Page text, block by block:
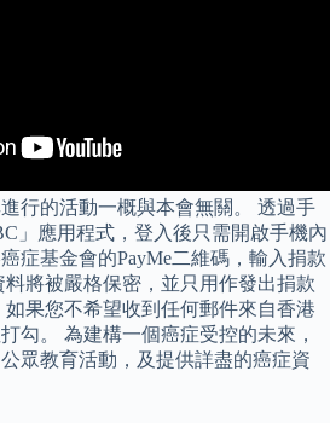
行的活動一概與本會無關。 透過手
」應用程式，登入後只需開啟手機內
症基金會的PayMe二維碼，輸入捐款
將被嚴格保密，並只用作發出捐款
果您不希望收到任何郵件來自香港
勾。 為建構一個癌症受控的未來，
眾教育活動，及提供詳盡的癌症資